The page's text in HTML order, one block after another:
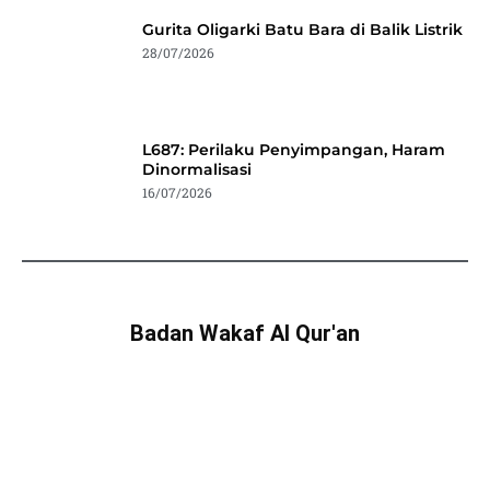
Gurita Oligarki Batu Bara di Balik Listrik
28/07/2026
L687: Perilaku Penyimpangan, Haram
Dinormalisasi
16/07/2026
Badan Wakaf Al Qur'an